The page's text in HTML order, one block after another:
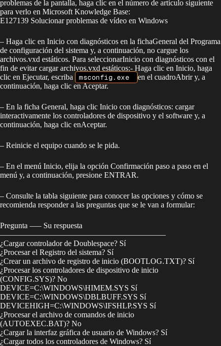
problemas de la pantalla, haga clic en el número de artículo siguiente
para verlo en Microsoft Knowledge Base:
E127139 Solucionar problemas de vídeo en Windows
– Haga clic en Inicio con diagnósticos en la fichaGeneral del Programa
de configuración del sistema y, a continuación, no cargue los
archivos.vxd estáticos. Para seleccionarInicio con diagnósticos con el
fin de evitar cargar archivos.vxd estáticos:- Haga clic en Inicio, haga
clic en Ejecutar, escriba
msconfig.exe
en el cuadroAbrir y, a
continuación, haga clic en Aceptar.
– En la ficha General, haga clic Inicio con diagnósticos: cargar
interactivamente los controladores de dispositivo y el software y, a
continuación, haga clic enAceptar.
– Reinicie el equipo cuando se le pida.
– En el menú Inicio, elija la opción Confirmación paso a paso en el
menú y, a continuación, presione ENTRAR.
– Consulte la tabla siguiente para conocer las opciones y cómo se
recomienda responder a las preguntas que se le van a formular:
Pregunta —– Su respuesta
—————————————————————
¿Cargar controlador de Doublespace? Sí
¿Procesar el Registro del sistema? Sí
¿Crear un archivo de registro de inicio (BOOTLOG.TXT)? Sí
¿Procesar los controladores de dispositivo de inicio
(CONFIG.SYS)? No
DEVICE=C:\WINDOWS\HIMEM.SYS Sí
DEVICE=C:\WINDOWS\DBLBUFF.SYS Sí
DEVICEHIGH=C:\WINDOWS\IFSHLP.SYS Sí
¿Procesar el archivo de comandos de inicio
(AUTOEXEC.BAT)? No
¿Cargar la interfaz gráfica de usuario de Windows? Sí
¿Cargar todos los controladores de Windows? Sí